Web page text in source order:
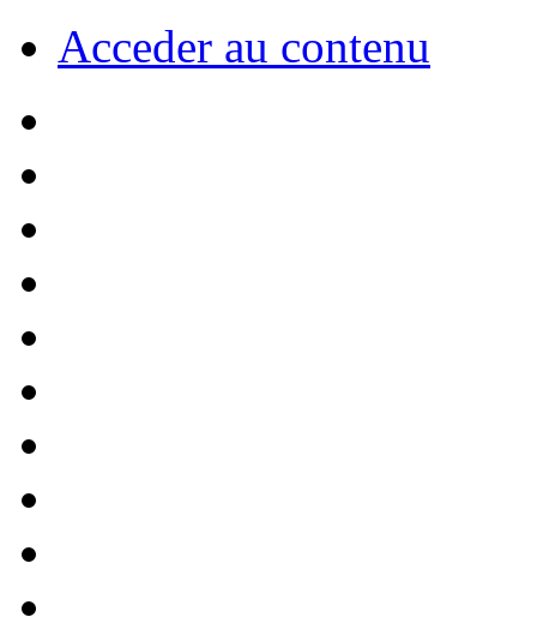
Acceder au contenu